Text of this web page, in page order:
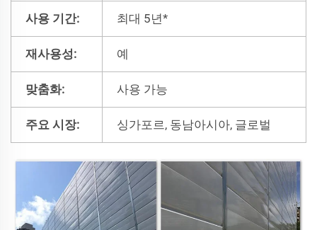
사용 기간: 최대 5년*
재사용성: 예
맞춤화: 사용 가능
주요 시장: 싱가포르, 동남아시아, 글로벌